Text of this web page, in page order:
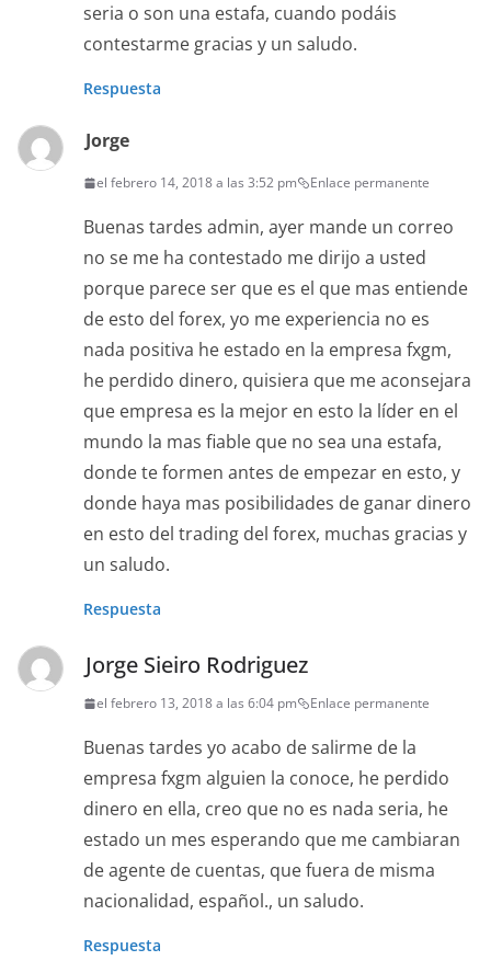
seria o son una estafa, cuando podáis
contestarme gracias y un saludo.
Respuesta
Jorge
el febrero 14, 2018 a las 3:52 pm Enlace permanente
Buenas tardes admin, ayer mande un correo
no se me ha contestado me dirijo a usted
porque parece ser que es el que mas entiende
de esto del forex, yo me experiencia no es
nada positiva he estado en la empresa fxgm,
he perdido dinero, quisiera que me aconsejara
que empresa es la mejor en esto la líder en el
mundo la mas fiable que no sea una estafa,
donde te formen antes de empezar en esto, y
donde haya mas posibilidades de ganar dinero
en esto del trading del forex, muchas gracias y
un saludo.
Respuesta
Jorge Sieiro Rodriguez
el febrero 13, 2018 a las 6:04 pm Enlace permanente
Buenas tardes yo acabo de salirme de la
empresa fxgm alguien la conoce, he perdido
dinero en ella, creo que no es nada seria, he
estado un mes esperando que me cambiaran
de agente de cuentas, que fuera de misma
nacionalidad, español., un saludo.
Respuesta